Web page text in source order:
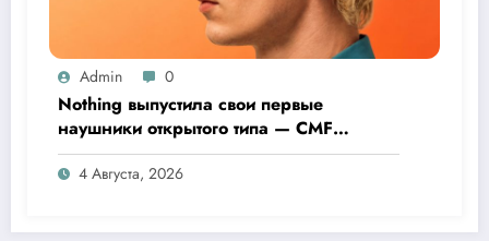
Admin 0
Nothing выпустила свои первые
наушники открытого типа — CMF
Clip Pro
4 Августа, 2026